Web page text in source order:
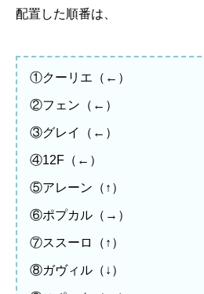
配置した順番は、
①クーリエ（←）
②フェン（←）
③グレイ（←）
④12F（←）
⑤アレーン（↑）
⑥ポプカル（→）
⑦ススーロ（↑）
⑧ガヴィル（↓）